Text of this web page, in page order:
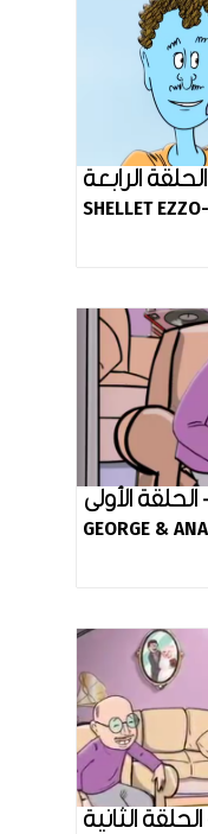
الرابعة
SHELLET
الأولى
GEORGE &
الثانية